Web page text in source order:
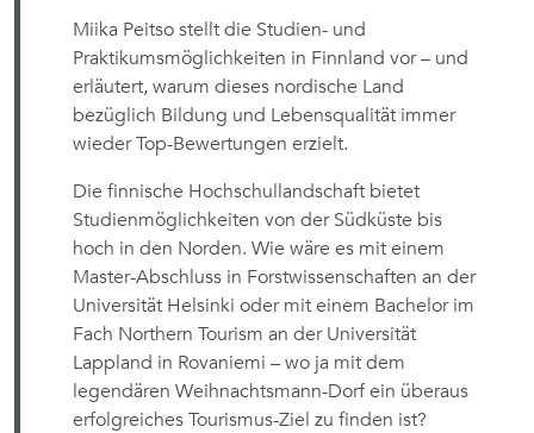
Miika Peitso stellt die Studien- und
Praktikumsmöglichkeiten in Finnland vor – und
erläutert, warum dieses nordische Land
bezüglich Bildung und Lebensqualität immer
wieder Top-Bewertungen erzielt.
Die finnische Hochschullandschaft bietet
Studienmöglichkeiten von der Südküste bis
hoch in den Norden. Wie wäre es mit einem
Master-Abschluss in Forstwissenschaften an der
Universität Helsinki oder mit einem Bachelor im
Fach Northern Tourism an der Universität
Lappland in Rovaniemi – wo ja mit dem
legendären Weihnachtsmann-Dorf ein überaus
erfolgreiches Tourismus-Ziel zu finden ist?